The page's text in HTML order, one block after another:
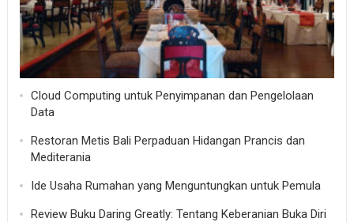
Cloud Computing untuk Penyimpanan dan Pengelolaan
Data
Restoran Metis Bali Perpaduan Hidangan Prancis dan
Mediterania
Ide Usaha Rumahan yang Menguntungkan untuk Pemula
Review Buku Daring Greatly: Tentang Keberanian Buka Diri